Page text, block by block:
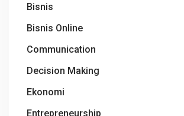
Bisnis
Bisnis Online
Communication
Decision Making
Ekonomi
Entrepreneurship